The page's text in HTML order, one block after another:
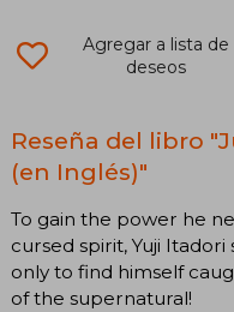
Agregar a lista de
deseos
Reseña del libro
(en Inglés)"
To gain the power he
cursed spirit, Yuji
only to find himself
of the supernatural!